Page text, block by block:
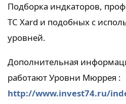
Подборка индкаторов,
ТС Xard и подобных с
уровней.
Дополнительная
работают Уровни Мюррея :
http://www.invest74.ru/